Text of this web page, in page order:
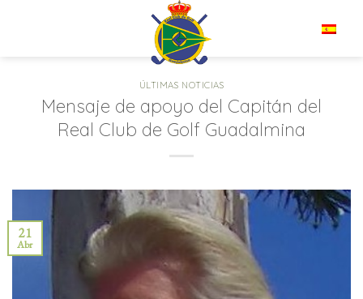
ÚLTIMAS NOTICIAS
Mensaje de apoyo del Capitán del
Real Club de Golf Guadalmina
21
Abr